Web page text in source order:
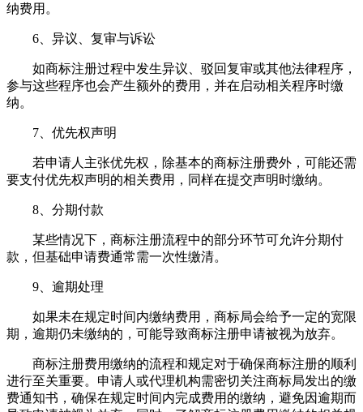
纳费用。
6、异议、复审与诉讼
如商标注册过程中发生异议、驳回复审或其他法律程序，
参与这些程序也会产生额外的费用，并在启动相关程序时缴
纳。
7、优先权声明
若申请人主张优先权，除基本的商标注册费外，可能还需
要支付优先权声明的相关费用，同样在提交声明时缴纳。
8、分期付款
某些情况下，商标注册流程中的部分环节可允许分期付
款，但基础申请费通常需一次性缴清。
9、逾期处理
如果未在规定时间内缴纳费用，商标局会给予一定的宽限
期，逾期仍未缴纳的，可能导致商标注册申请被视为放弃。
商标注册费用缴纳的流程和规定对于确保商标注册的顺利
进行至关重要。申请人或代理机构需密切关注商标局发出的缴
费通知书，确保在规定时间内完成费用的缴纳，避免因逾期而